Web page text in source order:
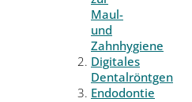
Maul-
und
Zahnhygiene
Digitales
Dentalröntgen
Endodontie